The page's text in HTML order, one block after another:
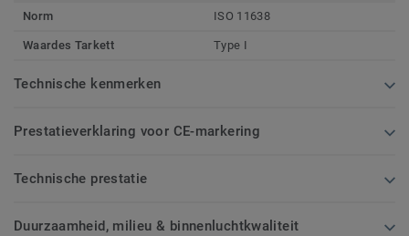
Norm
ISO 11638
Waardes Tarkett Type I
Technische kenmerken
Prestatieverklaring voor CE-markering
Technische prestatie
Duurzaamheid, milieu & binnenluchtkwaliteit